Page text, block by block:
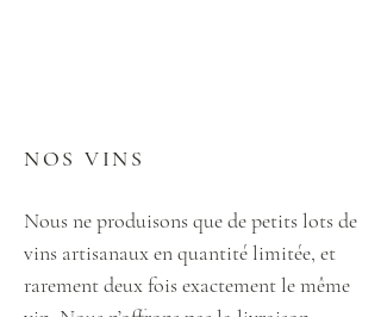
NOS VINS
Nous ne produisons que de petits lots de
vins artisanaux en quantité limitée, et
rarement deux fois exactement le même